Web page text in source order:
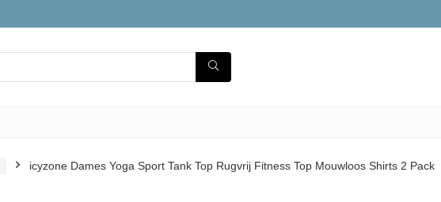
icyzone Dames Yoga Sport Tank Top Rugvrij Fitness Top Mouwloos Shirts 2 Pack